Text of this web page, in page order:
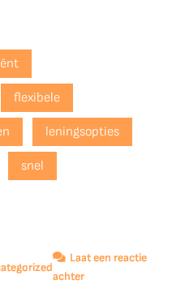
flexibele
leningsopties
snel
Laat een reactie
achterop